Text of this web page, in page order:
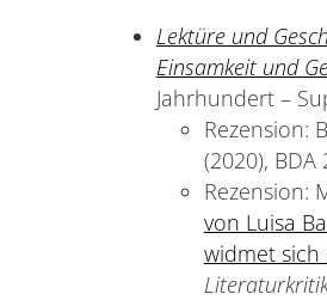
Lektüre und
Einsamkeit und
Jahrhundert –
Rezension:
(2020), BDA
Rezension:
von Luisa
widmet sich